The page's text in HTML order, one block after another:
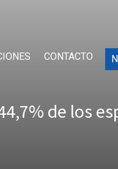
CONTACTO
de los